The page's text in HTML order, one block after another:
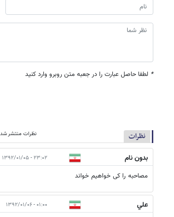
* لطفا حاصل عبارت را در جعبه متن روبرو وارد کنید
نظرات نظرات منتشر
بدون نام ۲۳:۰۲ - ۱۳۹۲/۰۱/۰۵
مصاحبه را کی خواهیم خواند
علي ۰۱:۰۰ - ۱۳۹۲/۰۱/۰۶